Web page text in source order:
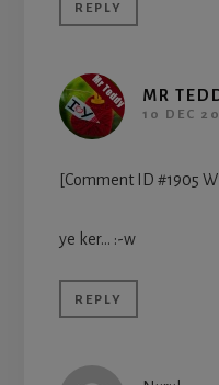
REPLY
MR
10 DEC
[Comment ID #1905
ye ker… :-w
REPLY